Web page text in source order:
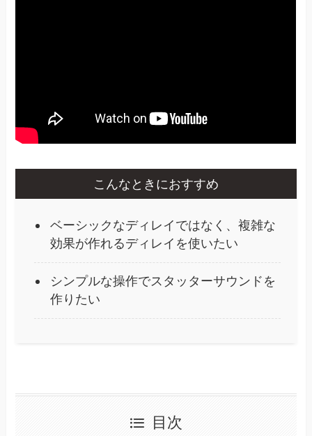
こんなときにおすすめ
ベーシックなディレイではなく、複雑な
効果が作れるディレイを使いたい
シンプルな操作でスタッターサウンドを
作りたい
目次